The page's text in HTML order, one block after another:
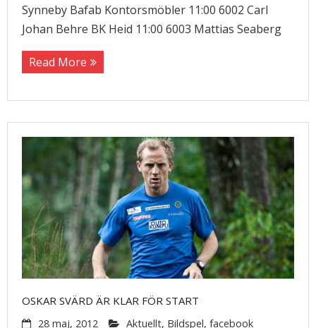
Synneby Bafab Kontorsmöbler 11:00 6002 Carl
Johan Behre BK Heid 11:00 6003 Mattias Seaberg
Read More
OSKAR SVÄRD ÄR KLAR FÖR START
28 maj, 2012 Aktuellt, Bildspel, facebook